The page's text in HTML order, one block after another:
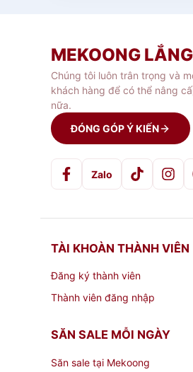
MEKOONG
Chúng tôi luôn trân trọng và
khách hàng để có thể nâng
nữa.
ĐÓNG GÓP Ý KIẾN
Zalo
TÀI KHOÀN THÀNH VIÊN
Đăng ký thành viên
Thành viên đăng nhập
SĂN SALE MỖI NGÀY
Săn sale tại Mekoong